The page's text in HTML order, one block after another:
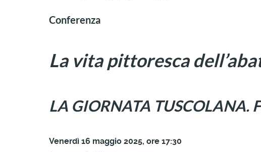
Conferenza
La vita pittoresca
LA GIORNATA TUSCOLANA.
Venerdì 16 maggio 2025, ore 17:30